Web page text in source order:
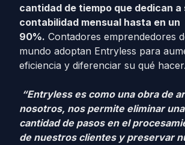
cantidad de tiempo que dedican a
contabilidad mensual hasta en un
90%. Contadores emprendedores
mundo adoptan Entryless para
eficiencia y diferenciar su qué hacer.
“Entryless es como una obra de
nosotros, nos permite eliminar
cantidad de pasos en el
de nuestros clientes y preservar